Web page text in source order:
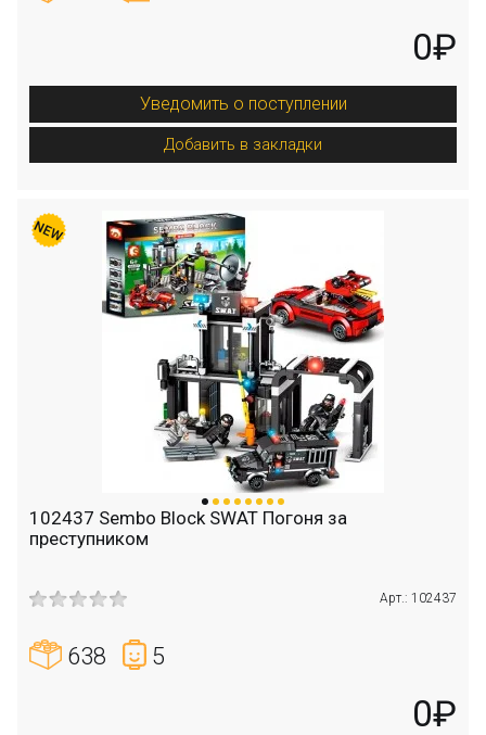
0₽
Уведомить о поступлении
Добавить в закладки
102437 Sembo Block SWAT Погоня за
преступником
Арт.: 102437
638 5
0₽